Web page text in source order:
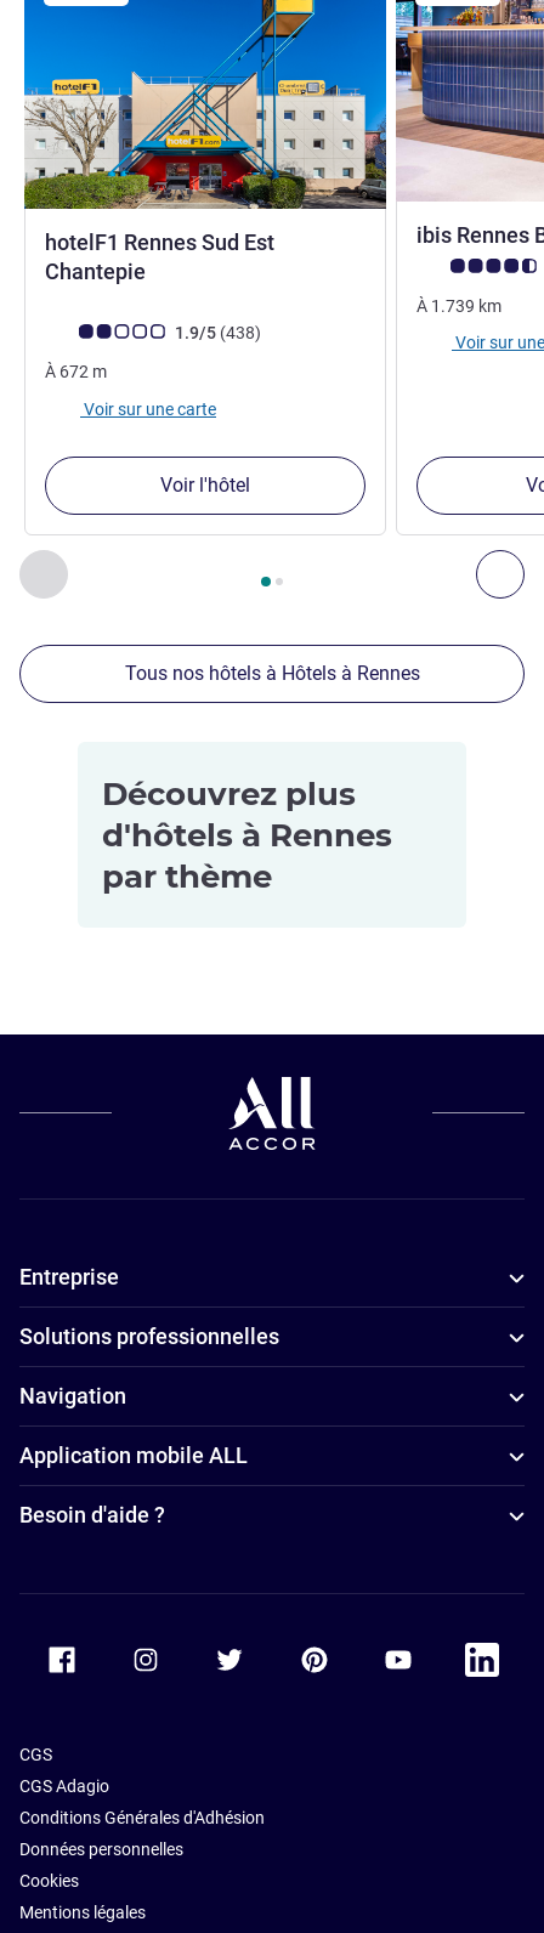
Précédent - Nos autres établissements à proximité
Page , Nos autres établissements à proximité 1 :,
hotelF1 Rennes Sud Est
Chantepie
Note Avis clients (Note ALL)
1.9/5 (438avis
)
À 672 m
Voir sur une carte
Voir l'hôtel
ibis Rennes
Note Avis
À 1.739 km
Voir sur
Tous nos hôtels à Hôtels à Rennes
Découvrez plus
d'hôtels à Rennes
par thème
familles à
Hôtels avec
spa à Rennes
Hôtels avec
parking à
Rennes
Hôtels avec
Entreprise
Solutions professionnelles
Navigation
Application mobile ALL
Besoin d'aide ?
Accor Facebook Accor TwitterAccor PinterestAccor Youtube
Accor
CGS
CGS Adagio
Conditions Générales d'Adhésion
Données personnelles
Cookies
Mentions légales